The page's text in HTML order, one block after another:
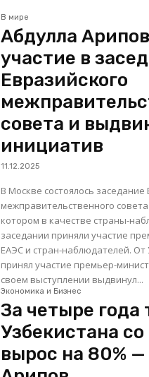
В мире
Абдулла
участие в
Евразийского
совета и
инициатив
11.12.2025
В Москве состоялось заседание
межправительственного
котором в качестве страны-
заседании приняли участие
ЕАЭС и стран-наблюдателей. От
принял участие премьер-
своем выступлении выдвинул...
Экономика и Бизнес
За четыре года
Узбекистана
вырос на 80%